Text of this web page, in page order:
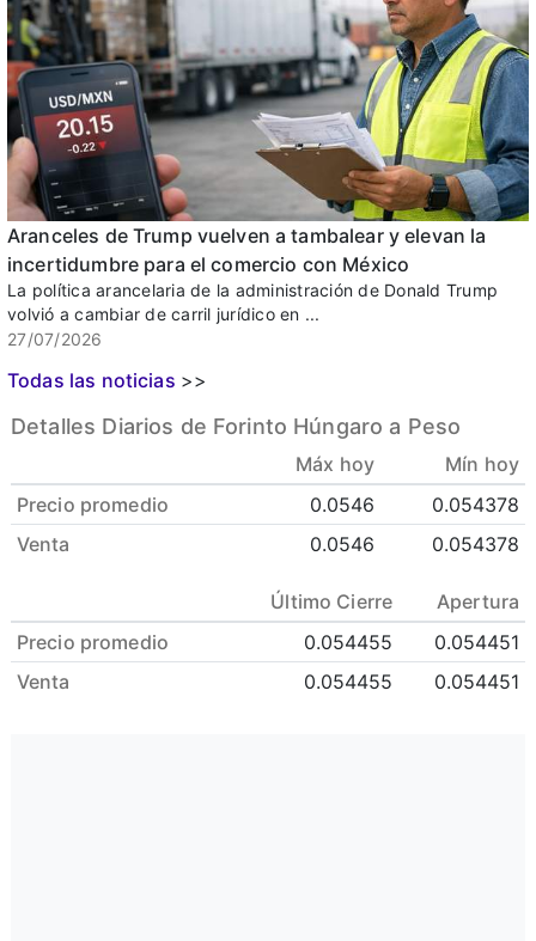
Aranceles de Trump vuelven a tambalear y elevan la
incertidumbre para el comercio con México
La política arancelaria de la administración de Donald Trump
volvió a cambiar de carril jurídico en ...
27/07/2026
Todas las noticias >>
Detalles Diarios de Forinto Húngaro a Peso
Máx hoy
Mín hoy
Precio promedio
0.0546
0.054378
Venta
0.0546 0.054378
Último Cierre
Apertura
Precio promedio
0.054455
0.054451
Venta
0.054455 0.054451